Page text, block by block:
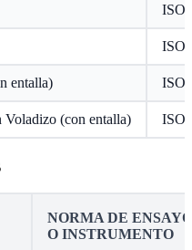
ISO
ISO
entalla) ISO
Voladizo (con entalla) ISO
NORMA DE ENSAYO
O INSTRUMENTO